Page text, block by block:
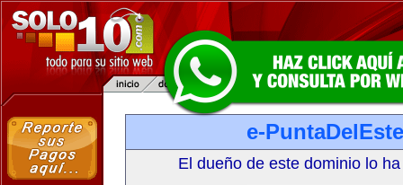
e-
El dueño de este dominio lo